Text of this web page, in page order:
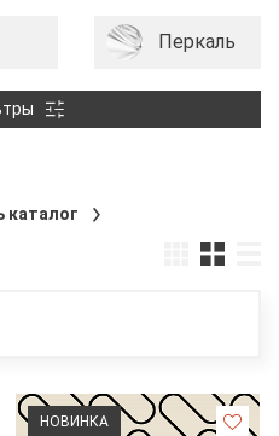
Перкаль
каталог
НОВИНКА